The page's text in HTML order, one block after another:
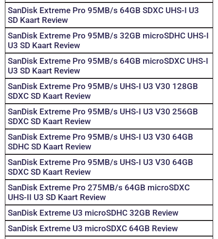
SanDisk Extreme Pro 95MB/s 64GB SDXC UHS-I U3
SD Kaart Review
SanDisk Extreme Pro 95MB/s 32GB microSDHC UHS-I
U3 SD Kaart Review
SanDisk Extreme Pro 95MB/s 64GB microSDXC UHS-I
U3 SD Kaart Review
SanDisk Extreme Pro 95MB/s UHS-I U3 V30 128GB
SDXC SD Kaart Review
SanDisk Extreme Pro 95MB/s UHS-I U3 V30 256GB
SDXC SD Kaart Review
SanDisk Extreme Pro 95MB/s UHS-I U3 V30 64GB
SDHC SD Kaart Review
SanDisk Extreme Pro 95MB/s UHS-I U3 V30 64GB
SDXC SD Kaart Review
SanDisk Extreme Pro 275MB/s 64GB microSDXC
UHS-II U3 SD Kaart Review
SanDisk Extreme U3 microSDHC 32GB Review
SanDisk Extreme U3 microSDXC 64GB Review